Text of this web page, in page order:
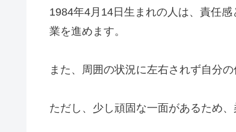
1984年4月14日生まれの人は、責任
業を進めます。
また、周囲の状況に左右されず自分
ただし、少し頑固な一面があるため